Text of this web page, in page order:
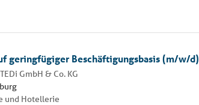
geringfügiger Beschäftigungsbasis (m/w/d)
TEDi GmbH & Co. KG
und Hotellerie